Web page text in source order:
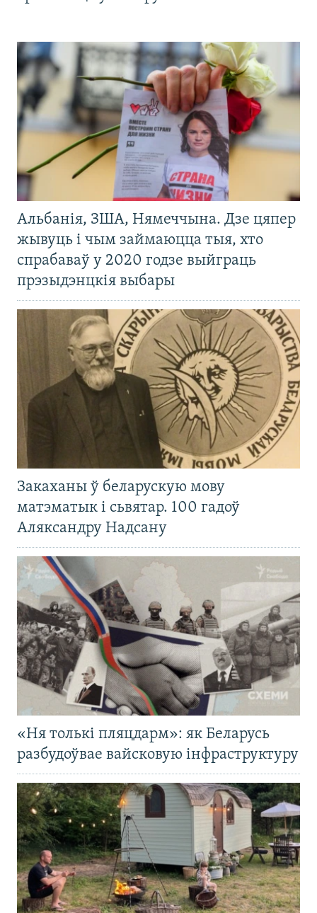
Альбанія, ЗША, Нямеччына. Дзе цяпер
жывуць і чым займаюцца тыя, хто
спрабаваў у 2020 годзе выйграць
прэзыдэнцкія выбары
Закаханы ў беларускую мову
матэматык і сьвятар. 100 гадоў
Аляксандру Надсану
«Ня толькі пляцдарм»: як Беларусь
разбудоўвае вайсковую інфраструктуру